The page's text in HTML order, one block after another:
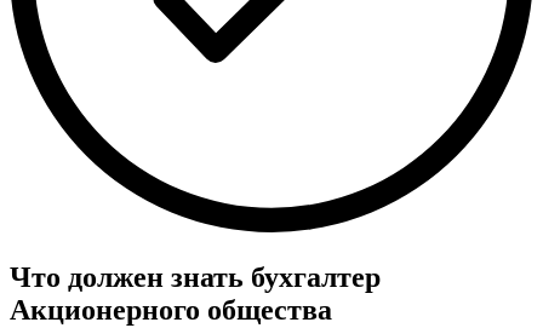
Что должен знать бухгалтер
Акционерного общества